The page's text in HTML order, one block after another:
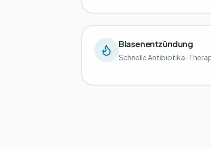
Blasenentzündung
Schnelle Antibiotika-